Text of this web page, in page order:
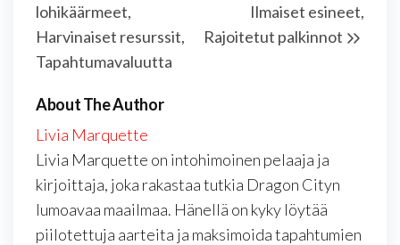
lohikäärmeet,
Harvinaiset resurssit,
Tapahtumavaluutta
Ilmaiset esineet,
Rajoitetut palkinnot
About The Author
Livia Marquette
Livia Marquette on intohimoinen pelaaja ja
kirjoittaja, joka rakastaa tutkia Dragon Cityn
lumoavaa maailmaa. Hänellä on kyky löytää
piilotettuja aarteita ja maksimoida tapahtumien